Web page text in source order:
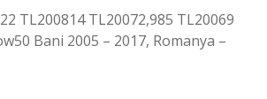
TL200814 TL20072,985 TL20069
Bani 2005 – 2017, Romanya –